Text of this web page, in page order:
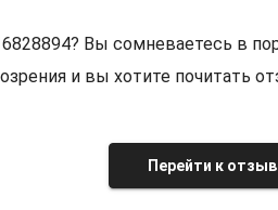
Вы сомневаетесь в
и вы хотите
Перейти к